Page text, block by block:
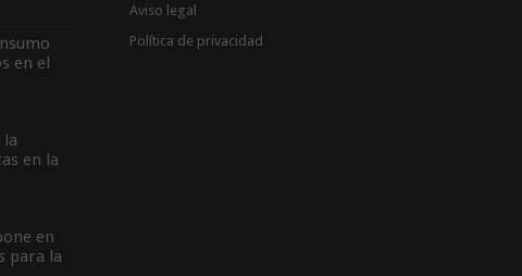
en el
la
en la
en
para la
Aviso legal
Política de privacidad